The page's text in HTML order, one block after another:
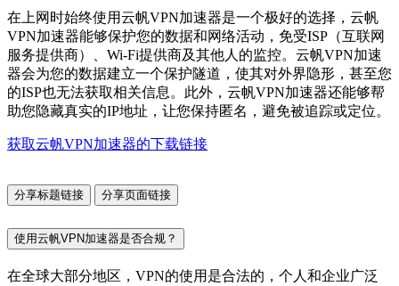
在上网时始终使用云帆VPN加速器是一个极好的选择，云帆
VPN加速器能够保护您的数据和网络活动，免受ISP（互联网
服务提供商）、Wi-Fi提供商及其他人的监控。云帆VPN加速
器会为您的数据建立一个保护隧道，使其对外界隐形，甚至您
的ISP也无法获取相关信息。此外，云帆VPN加速器还能够帮
助您隐藏真实的IP地址，让您保持匿名，避免被追踪或定位。
获取云帆VPN加速器的下载链接
分享标题链接 分享页面链接
使用云帆VPN加速器是否合规？
在全球大部分地区，VPN的使用是合法的，个人和企业广泛